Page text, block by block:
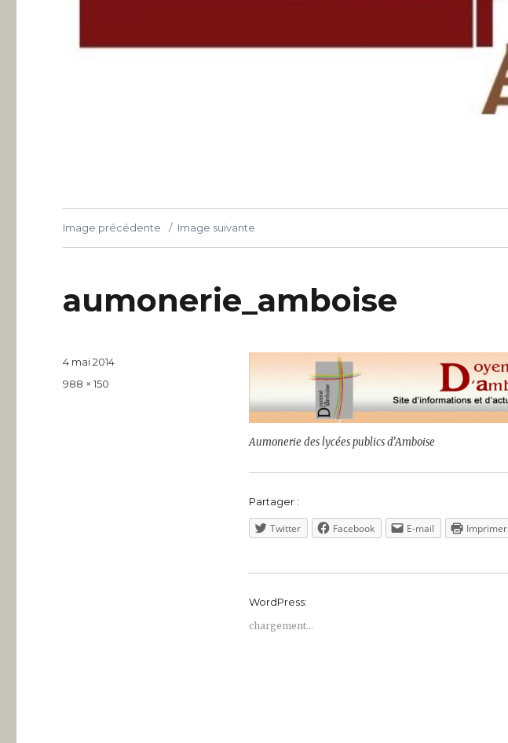
Image précédente Image suivante
aumonerie_amboise
Aumonerie des lycées publics d’Amboise
Partager :
Twitter Facebook E-mail Imprimer
WordPress:
chargement…
Publié
4 mai 2014
Taille
988 × 150